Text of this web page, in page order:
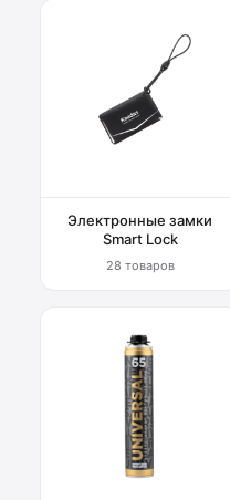
Электронные замки
Smart Lock
28 товаров